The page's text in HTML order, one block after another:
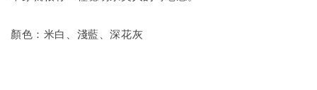
顏色：米白、淺藍、深花灰